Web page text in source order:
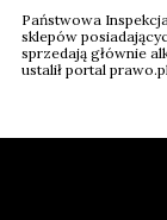
Państwowa
sklepów
sprzedają głównie
ustalił portal